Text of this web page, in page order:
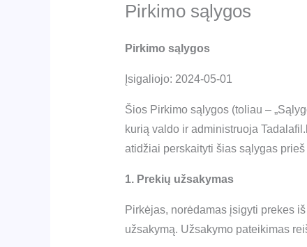
Pirkimo sąlygos
Pirkimo sąlygos
Įsigaliojo: 2024-05-01
Šios Pirkimo sąlygos (toliau –
kurią valdo ir administruoja
atidžiai perskaityti šias sąlygas
1. Prekių užsakymas
Pirkėjas, norėdamas įsigyti prekes
užsakymą. Užsakymo pateikimas